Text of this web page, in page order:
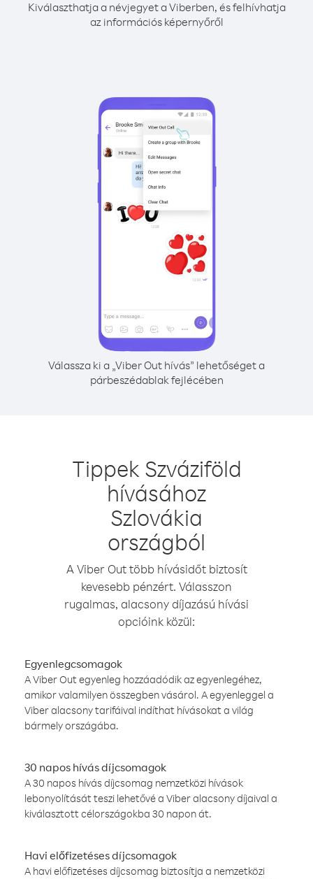
Kiválaszthatja a névjegyet a Viberben, és felhívhatja
az információs képernyőről
Válassza ki a „Viber Out hívás” lehetőséget a
párbeszédablak fejlécében
Tippek Szváziföld
hívásához
Szlovákia
országból
A Viber Out több hívásidőt biztosít
kevesebb pénzért. Válasszon
rugalmas, alacsony díjazású hívási
opcióink közül:
Egyenlegcsomagok
A Viber Out egyenleg hozzáadódik az egyenlegéhez,
amikor valamilyen összegben vásárol. A egyenleggel a
Viber alacsony tarifáival indíthat hívásokat a világ
bármely országába.
30 napos hívás díjcsomagok
A 30 napos hívás díjcsomag nemzetközi hívások
lebonyolítását teszi lehetővé a Viber alacsony díjaival a
kiválasztott célországokba 30 napon át.
Havi előfizetéses díjcsomagok
A havi előfizetéses díjcsomag biztosítja a nemzetközi